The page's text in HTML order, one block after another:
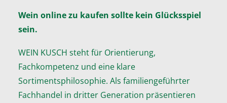
Wein online zu kaufen sollte kein Glücksspiel
sein.
WEIN KUSCH steht für Orientierung,
Fachkompetenz und eine klare
Sortimentsphilosophie. Als familiengeführter
Fachhandel in dritter Generation präsentieren